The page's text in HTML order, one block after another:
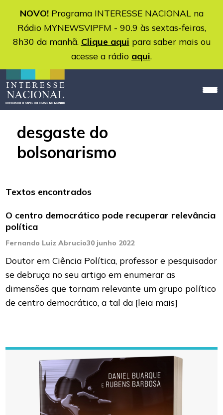
NOVO!Programa INTERESSE NACIONAL na
Rádio MYNEWSVIPFM - 90.9 às sextas-feiras,
8h30 da manhã. Clique aqui para saber mais ou
acesse a rádio aqui.
desgaste do
bolsonarismo
Textos encontrados
O centro democrático pode recuperar relevância
política
Fernando Luiz Abrucio30 junho 2022
Doutor em Ciência Política, professor e pesquisador
se debruça no seu artigo em enumerar as
dimensões que tornam relevante um grupo político
de centro democrático, a tal da [leia mais]